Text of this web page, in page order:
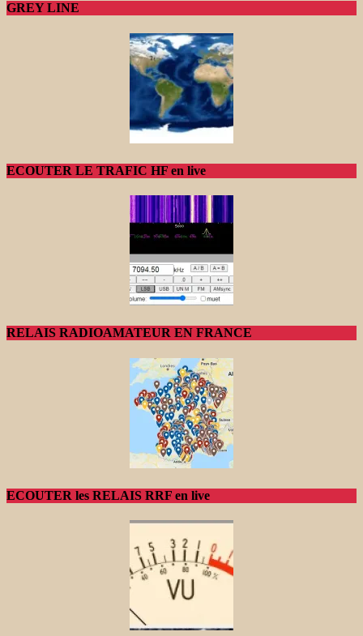
GREY LINE
ECOUTER LE TRAFIC HF en live
RELAIS RADIOAMATEUR EN FRANCE
ECOUTER les RELAIS RRF en live